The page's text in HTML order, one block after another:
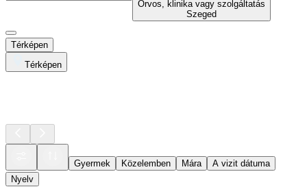
Orvos, klinika vagy szolgáltatás
Szeged
Térképen
Térképen
Gyermek Közelemben Mára
A vizit dátuma
Nyelv